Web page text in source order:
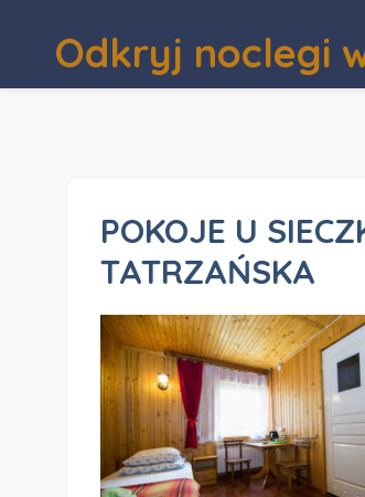
Odkryj noclegi
POKOJE U
TATRZAŃSKA